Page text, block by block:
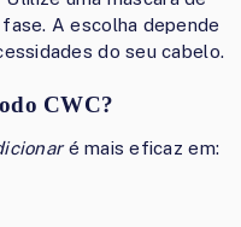
A escolha depende
do seu cabelo.
CWC?
é mais eficaz em: